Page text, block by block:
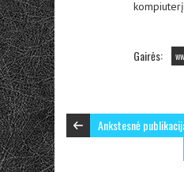
Gairės:
Ankstesnė